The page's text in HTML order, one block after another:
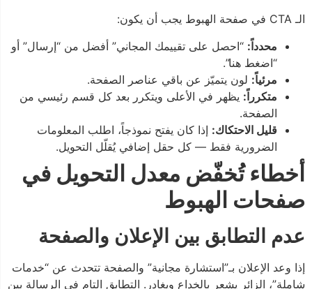
الـ CTA في صفحة الهبوط يجب أن يكون:
محدداً:“احصل على تقييمك المجاني” أفضل من “إرسال” أو
“اضغط هنا”.
مرئياً:لون يتميّز عن باقي عناصر الصفحة.
متكرراً:يظهر في الأعلى ويتكرر بعد كل قسم رئيسي من
الصفحة.
قليل الاحتكاك:إذا كان يفتح نموذجاً، اطلب المعلومات
الضرورية فقط — كل حقل إضافي يُقلّل التحويل.
أخطاء تُخفّض معدل التحويل في
صفحات الهبوط
عدم التطابق بين الإعلان والصفحة
إذا وعد الإعلان بـ”استشارة مجانية” والصفحة تتحدث عن “خدمات
شاملة”، الزائر يشعر بالخداع ويغادر. التطابق التام في الرسالة بين